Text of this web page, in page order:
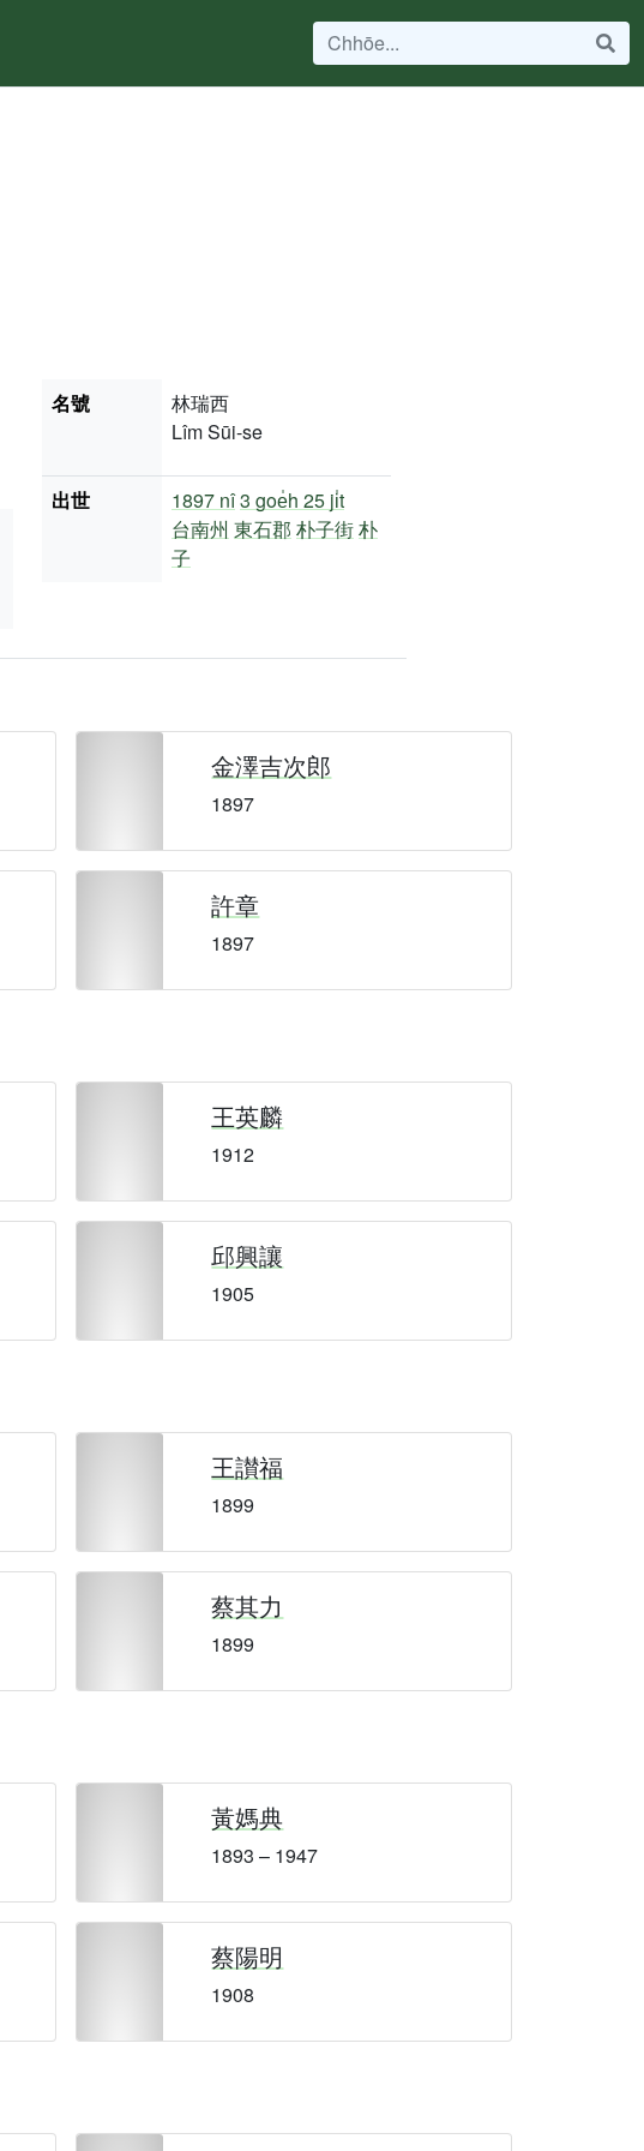
名號
林瑞西
Lîm Sūi-se
出世 1897 nî3 goe̍h 25 ji̍t
台南州 東石郡 朴子街朴
子
金澤吉次郎
1897
許章
1897
王英麟
1912
邱興讓
1905
王讃福
1899
蔡其力
1899
黃媽典
1893 – 1947
蔡陽明
1908